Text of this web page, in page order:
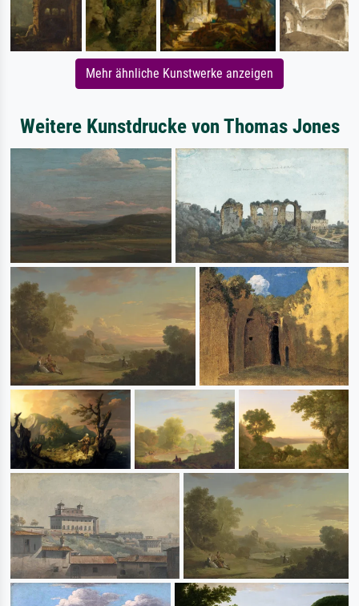
Mehr ähnliche Kunstwerke anzeigen
Weitere Kunstdrucke von Thomas Jones